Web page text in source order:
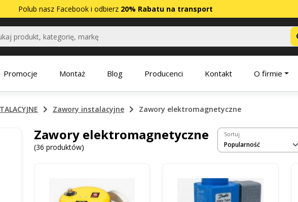
Polub nasz Facebook i odbierz 20% Rabatu na transport
Promocje Montaż Blog Producenci Kontakt O firmie
Zawory instalacyjne Zawory elektromagnetyczne
Zawory elektromagnetyczne
(36 produktów)
Sortuj